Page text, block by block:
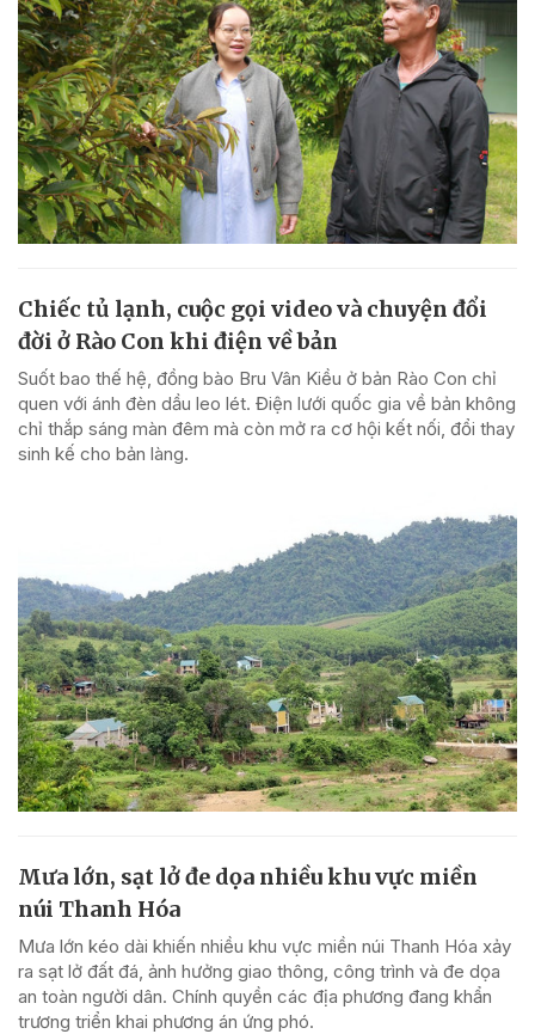
Chiếc tủ lạnh, cuộc gọi video và chuyện đổi
đời ở Rào Con khi điện về bản
Suốt bao thế hệ, đồng bào Bru Vân Kiều ở bản Rào Con chỉ
quen với ánh đèn dầu leo lét. Điện lưới quốc gia về bản không
chỉ thắp sáng màn đêm mà còn mở ra cơ hội kết nối, đổi thay
sinh kế cho bản làng.
Mưa lớn, sạt lở đe dọa nhiều khu vực miền
núi Thanh Hóa
Mưa lớn kéo dài khiến nhiều khu vực miền núi Thanh Hóa xảy
ra sạt lở đất đá, ảnh hưởng giao thông, công trình và đe dọa
an toàn người dân. Chính quyền các địa phương đang khẩn
trương triển khai phương án ứng phó.